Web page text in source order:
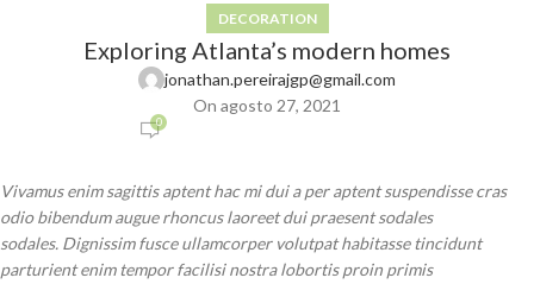
DECORATION
Exploring Atlanta’s modern homes
jonathan.pereirajgp@gmail.com
On agosto 27, 2021
0
Vivamus enim sagittis aptent hac mi dui a per aptent suspendisse cras
odio bibendum augue rhoncus laoreet dui praesent sodales
sodales. Dignissim fusce ullamcorper volutpat habitasse tincidunt
parturient enim tempor facilisi nostra lobortis proin primis